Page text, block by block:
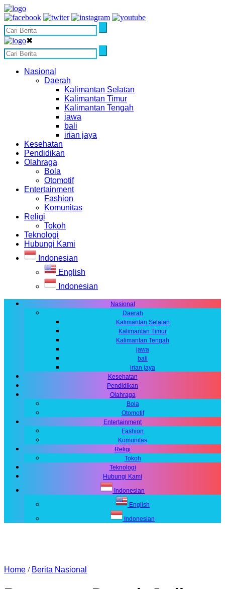
✖
Nasional
Daerah
Kalimantan Selatan
Kalimantan Timur
Kalimantan Tengah
jawa
bali
irian jaya
Kesehatan
Pendidikan
Olahraga
Bola
Otomotif
Entertainment
Fashion
Komunitas
Religi
Tokoh
Teknologi
Hubungi Kami
Indonesian
English
Indonesian
Nasional
Daerah
Kalimantan Selatan
Kalimantan Timur
Kalimantan Tengah
jawa
bali
irian jaya
Kesehatan
Pendidikan
Olahraga
Bola
Otomotif
Entertainment
Fashion
Komunitas
Religi
Tokoh
Teknologi
Hubungi Kami
Indonesian
English
Indonesian
Home / Berita Nasional